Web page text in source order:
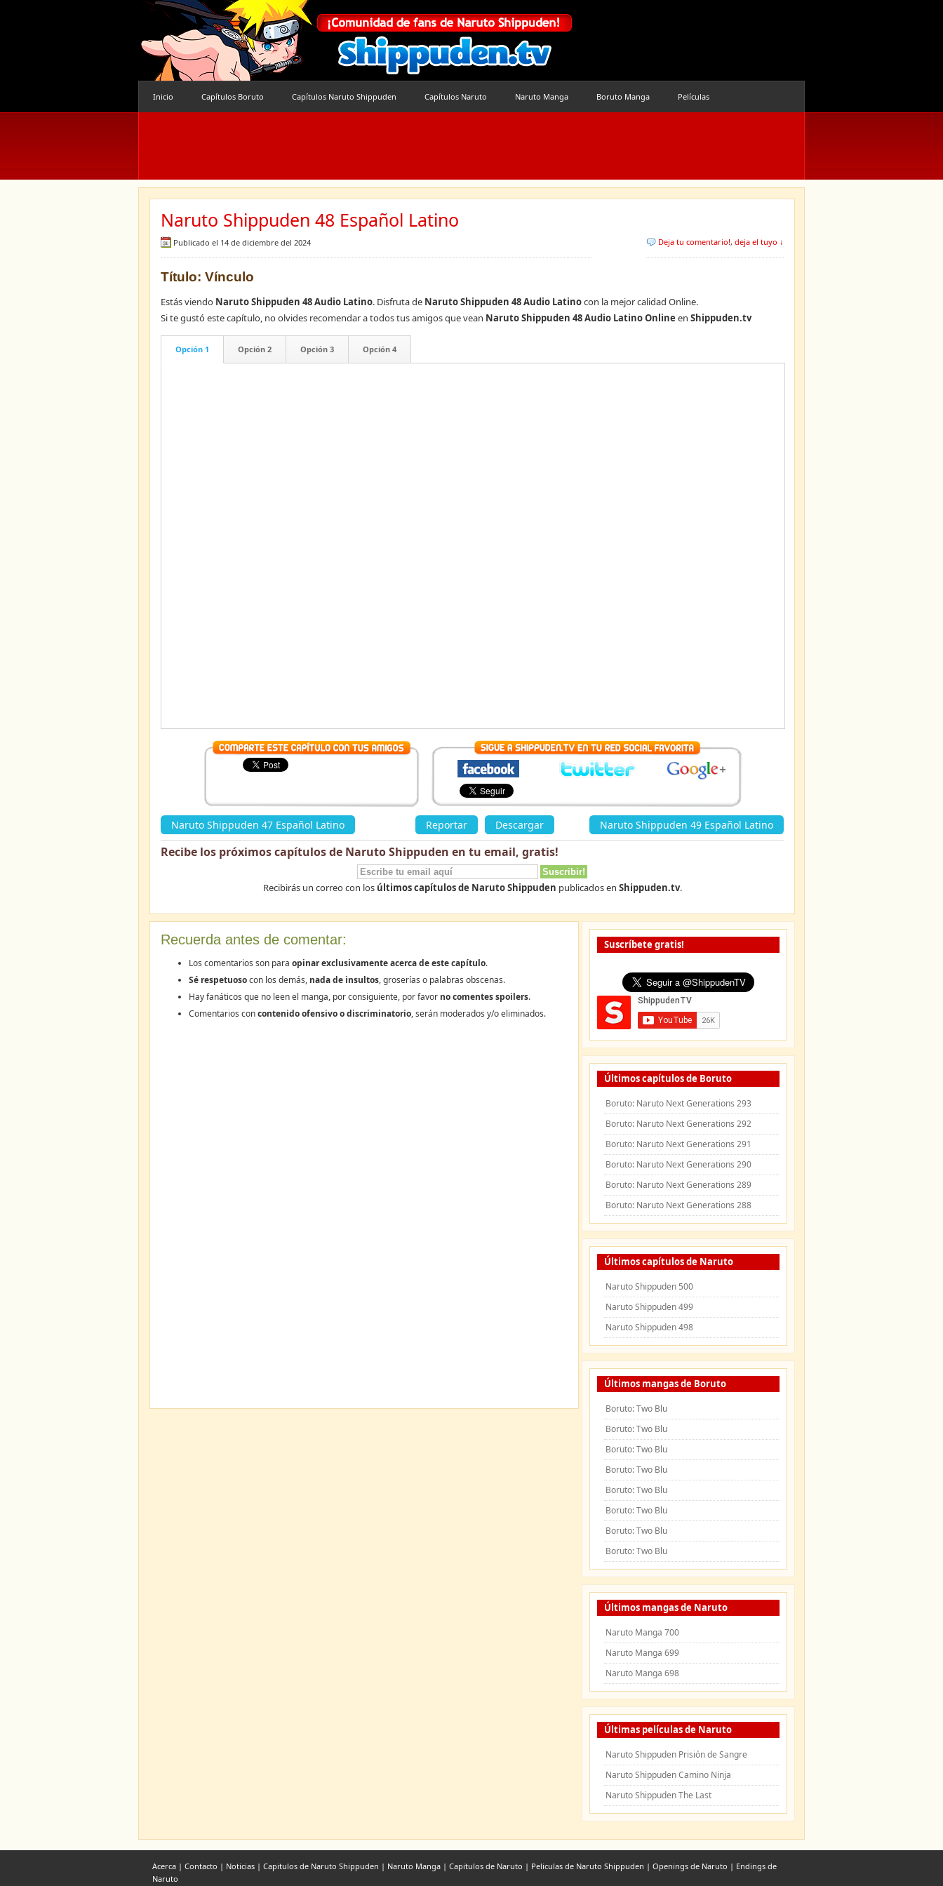
Inicio Capítulos Boruto Capítulos Naruto Shippuden Capítulos Naruto Naruto Manga Boruto Manga Películas
Naruto Shippuden 48 Español Latino
Publicado el 14 de diciembre del 2024 Deja tu comentario!, deja el tuyo ↓
Título: Vínculo
Estás viendo Naruto Shippuden 48 Audio Latino. Disfruta de Naruto Shippuden 48 Audio Latinocon la mejor calidad Online.
Si te gustó este capítulo, no olvides recomendar a todos tus amigos que vean Naruto Shippuden 48 Audio Latino Online en Shippuden.tv
Opción 1 Opción 2 Opción 3 Opción 4
Naruto Shippuden 47 Español Latino Reportar Descargar Naruto Shippuden 49 Español Latino
Recibe los próximos capítulos de Naruto Shippuden en tu email, gratis!
Recibirás un correo con los últimos capítulos de Naruto Shippuden publicados en Shippuden.tv.
Recuerda antes de comentar:
Los comentarios son para opinar exclusivamente acerca de este capítulo.
Sé respetuosocon los demás, nada de insultos, groserías o palabras obscenas.
Hay fanáticos que no leen el manga, por consiguiente, por favor no comentes spoilers.
Comentarios concontenido ofensivo o discriminatorio, serán moderados y/o eliminados.
Suscríbete gratis!
Últimos capítulos de Boruto
Boruto: Naruto Next Generations 293
Boruto: Naruto Next Generations 292
Boruto: Naruto Next Generations 291
Boruto: Naruto Next Generations 290
Boruto: Naruto Next Generations 289
Boruto: Naruto Next Generations 288
Últimos capítulos de Naruto
Naruto Shippuden 500
Naruto Shippuden 499
Naruto Shippuden 498
Últimos mangas de Boruto
Boruto: Two Blu
Boruto: Two Blu
Boruto: Two Blu
Boruto: Two Blu
Boruto: Two Blu
Boruto: Two Blu
Boruto: Two Blu
Boruto: Two Blu
Últimos mangas de Naruto
Naruto Manga 700
Naruto Manga 699
Naruto Manga 698
Últimas películas de Naruto
Naruto Shippuden Prisión de Sangre
Naruto Shippuden Camino Ninja
Naruto Shippuden The Last
Acerca | Contacto | Noticias | Capitulos de Naruto Shippuden | Naruto Manga | Capitulos de Naruto | Peliculas de Naruto Shippuden | Openings de Naruto | Endings de
Naruto